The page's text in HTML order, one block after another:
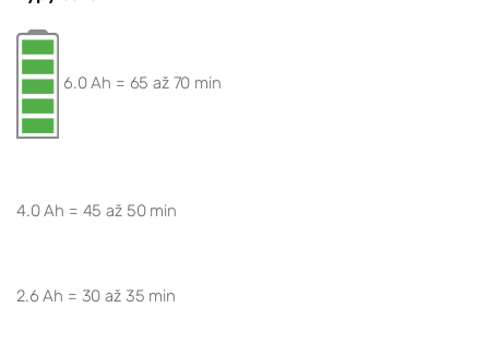
6.0 Ah = 65 až 70 min
4.0 Ah = 45 až 50 min
2.6 Ah = 30 až 35 min